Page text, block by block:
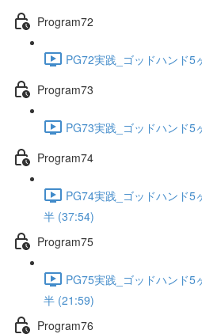
Program72
PG72実践_ゴッドハンド5
Program73
PG73実践_ゴッドハンド5
Program74
PG74実践_ゴッドハンド5
半 (37:54)
Program75
PG75実践_ゴッドハンド5
半 (21:59)
Program76